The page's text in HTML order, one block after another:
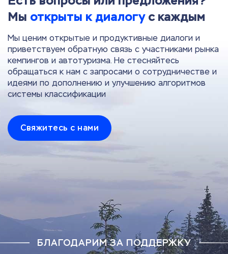
Мы открыты к диалогус каждым
Мы ценим открытые и продуктивные диалоги и
приветствуем обратную связь с участниками рынка
кемпингов и автотуризма. Не стесняйтесь
обращаться к нам с запросами о сотрудничестве и
идеями по дополнению и улучшению алгоритмов
системы классификации
Свяжитесь с нами
БЛАГОДАРИМ ЗА ПОДДЕРЖКУ